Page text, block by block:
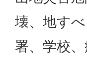
壊、地す
署、学校